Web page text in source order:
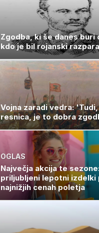
Zgodba, ki še danes buri
kdo je bil rojanski
Vojna zaradi vedra:
resnica, je to dobra
OGLAS
Največja akcija te
priljubljeni lepotni izdelki
najnižjih cenah poletja